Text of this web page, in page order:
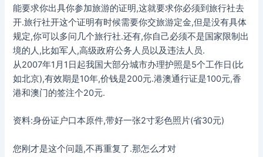
能要求你出具你参加旅游的证明,这就要求你必须到旅行社去
开.旅行社开这个证明有时候需要你交旅游定金,但是没有具体
规定,你可以多问几个旅行社.还有,你自己必须不是国家限制出
境的人,比如军人,高级政府公务人员以及违法人员.
从2007年1月1日起我国大部分城市办理护照是5个工作日(比
如北京),有效期是10年,价钱是200元.港澳通行证是100元,香
港和澳门的签注个20元.
资料:身份证户口本原件,带好一张2寸彩色照片(省30元)
您刚才是这个问题,不再重复了.那怎么才对